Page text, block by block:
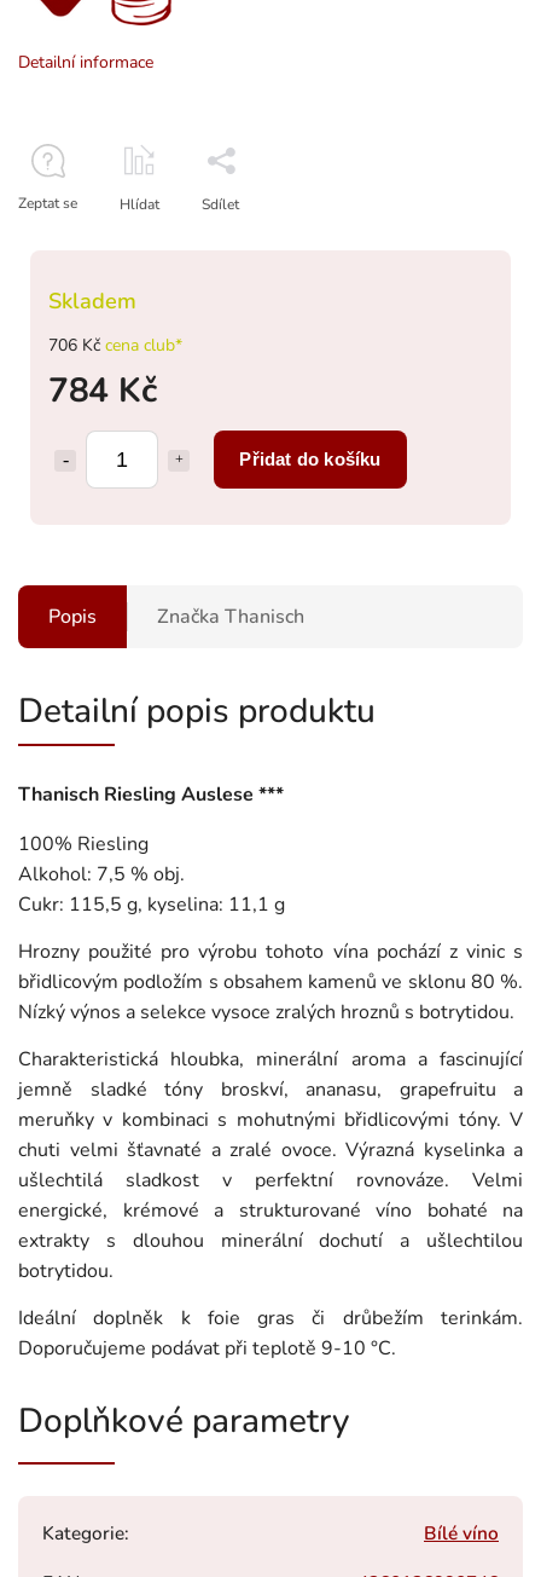
706 Kč cena club*
784 Kč
Přidat do košíku
Skladem
Detailní informace
Zeptat se Hlídat Sdílet
Popis Značka Thanisch
Detailní popis produktu
Thanisch Riesling Auslese ***
100% Riesling
Alkohol: 7,5 % obj.
Cukr: 115,5 g, kyselina: 11,1 g
Hrozny použité pro výrobu tohoto vína pochází z vinic s
břidlicovým podložím s obsahem kamenů ve sklonu 80 %.
Nízký výnos a selekce vysoce zralých hroznů s botrytidou.
Charakteristická hloubka, minerální aroma a fascinující
jemně sladké tóny broskví, ananasu, grapefruitu a
meruňky v kombinaci s mohutnými břidlicovými tóny. V
chuti velmi šťavnaté a zralé ovoce. Výrazná kyselinka a
ušlechtilá sladkost v perfektní rovnováze. Velmi
energické, krémové a strukturované víno bohaté na
extrakty s dlouhou minerální dochutí a ušlechtilou
botrytidou.
Ideální doplněk k foie gras či drůbežím terinkám.
Doporučujeme podávat při teplotě 9-10 °C.
Doplňkové parametry
Kategorie:
Bílé víno